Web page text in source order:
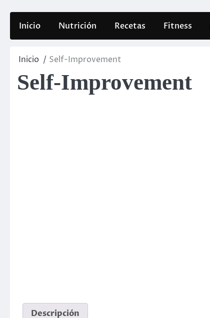
Inicio Nutrición Recetas Fitness
Inicio Self-Improvement
Self-Improvement
Descripción